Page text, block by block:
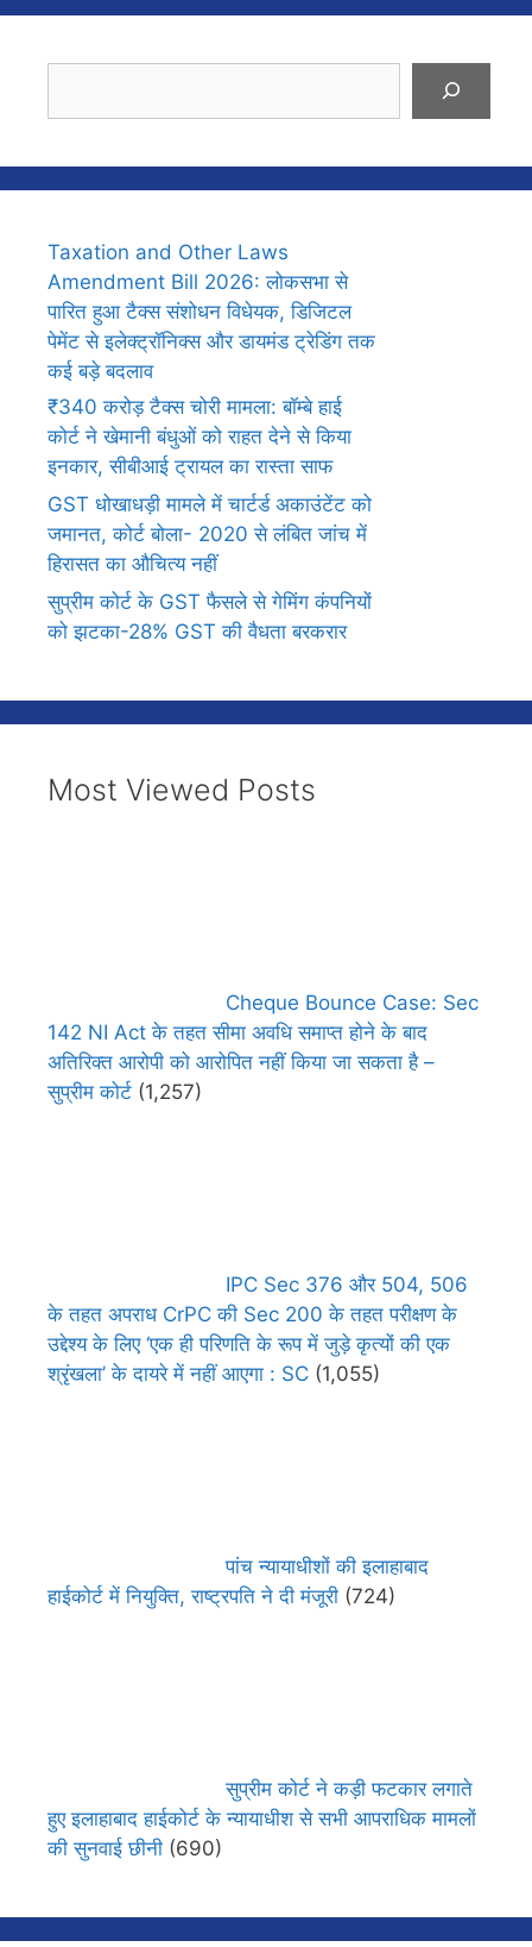
Taxation and Other Laws
Amendment Bill 2026: लोकसभा से
पारित हुआ टैक्स संशोधन विधेयक, डिजिटल
पेमेंट से इलेक्ट्रॉनिक्स और डायमंड ट्रेडिंग तक
कई बड़े बदलाव
₹340 करोड़ टैक्स चोरी मामला: बॉम्बे हाई
कोर्ट ने खेमानी बंधुओं को राहत देने से किया
इनकार, सीबीआई ट्रायल का रास्ता साफ
GST धोखाधड़ी मामले में चार्टर्ड अकाउंटेंट को
जमानत, कोर्ट बोला- 2020 से लंबित जांच में
हिरासत का औचित्य नहीं
सुप्रीम कोर्ट के GST फैसले से गेमिंग कंपनियों
को झटका-28% GST की वैधता बरकरार
Most Viewed Posts
Cheque Bounce Case: Sec
142 NI Act के तहत सीमा अवधि समाप्त होने के बाद
अतिरिक्त आरोपी को आरोपित नहीं किया जा सकता है –
सुप्रीम कोर्ट (1,257)
IPC Sec 376 और 504, 506
के तहत अपराध CrPC की Sec 200 के तहत परीक्षण के
उद्देश्य के लिए ‘एक ही परिणति के रूप में जुड़े कृत्यों की एक
श्रृंखला’ के दायरे में नहीं आएगा : SC (1,055)
पांच न्यायाधीशों की इलाहाबाद
हाईकोर्ट में नियुक्ति, राष्ट्रपति ने दी मंजूरी (724)
सुप्रीम कोर्ट ने कड़ी फटकार लगाते
हुए इलाहाबाद हाईकोर्ट के न्यायाधीश से सभी आपराधिक मामलों
की सुनवाई छीनी (690)